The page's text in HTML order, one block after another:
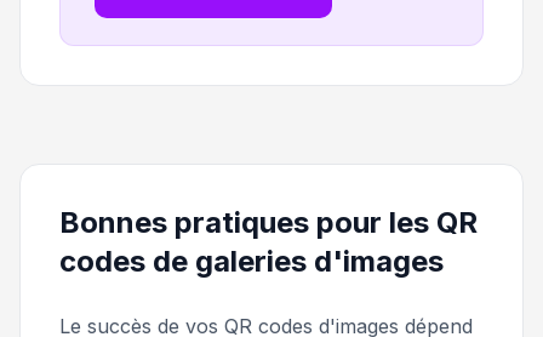
Bonnes pratiques pour les QR
codes de galeries d'images
Le succès de vos QR codes d'images dépend